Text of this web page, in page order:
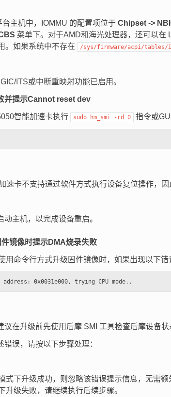
主机中，IOMMU 的配置项位于 Chipset ->
菜单下。对于AMD和海光处理器，还可以
。如果系统中不存在
/sys/firmware/acpi/tables/
ITS或中断重映射功能已启用。
并提示Cannot reset dev
智能加速卡执行 sudo hm_smi -rd 0 指令或
速卡不支持通过软件方式执行设备复位操作，
主机，以完成设备重启。
镜像时提示DMA烧录失败
用命令行方式升级固件镜像时，如果出现以下错
议在升级前先使用后摩 SMI 工具检查后摩设备
误，请按以下步骤处理：
式下升级成功，则忽略该错误提示信息，无需额
升级失败，请继续执行后续步骤。